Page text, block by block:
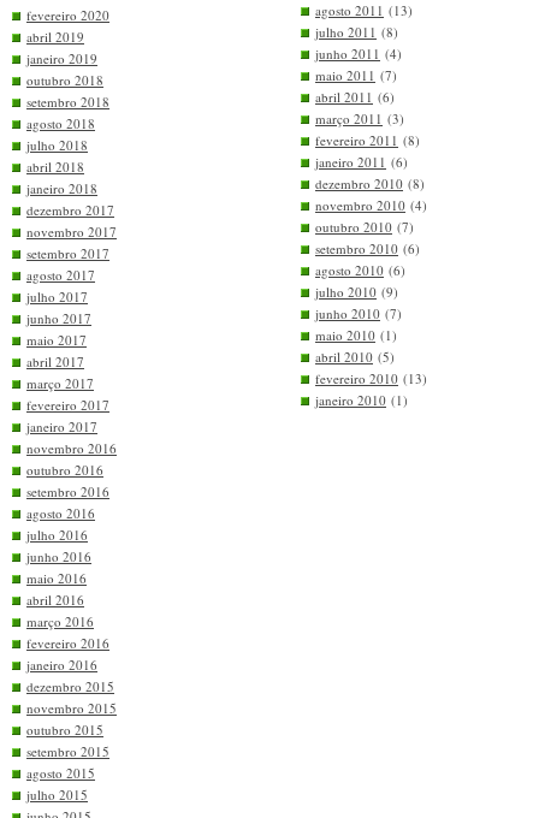
fevereiro 2020
abril 2019
janeiro 2019
outubro 2018
setembro 2018
agosto 2018
julho 2018
abril 2018
janeiro 2018
dezembro 2017
novembro 2017
setembro 2017
agosto 2017
julho 2017
junho 2017
maio 2017
abril 2017
março 2017
fevereiro 2017
janeiro 2017
novembro 2016
outubro 2016
setembro 2016
agosto 2016
julho 2016
junho 2016
maio 2016
abril 2016
março 2016
fevereiro 2016
janeiro 2016
dezembro 2015
novembro 2015
outubro 2015
setembro 2015
agosto 2015
julho 2015
agosto 2011 (13)
julho 2011 (8)
junho 2011 (4)
maio 2011 (7)
abril 2011 (6)
março 2011 (3)
fevereiro 2011 (8)
janeiro 2011 (6)
dezembro 2010 (8)
novembro 2010 (4)
outubro 2010 (7)
setembro 2010 (6)
agosto 2010 (6)
julho 2010 (9)
junho 2010 (7)
maio 2010 (1)
abril 2010 (5)
fevereiro 2010 (13)
janeiro 2010 (1)